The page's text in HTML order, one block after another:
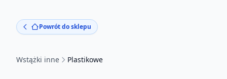
Powrót do sklepu
Wstążki inne Plastikowe